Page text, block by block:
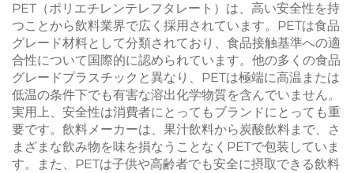
PET（ポリエチレンテレフタレート）は、高い安全性を持
つことから飲料業界で広く採用されています。PETは食品
グレード材料として分類されており、食品接触基準への適
合性について国際的に認められています。他の多くの食品
グレードプラスチックと異なり、PETは極端に高温または
低温の条件下でも有害な溶出化学物質を含んでいません。
実用上、安全性は消費者にとってもブランドにとっても重
要です。飲料メーカーは、果汁飲料から炭酸飲料まで、さ
まざまな飲み物を味を損なうことなくPETで包装していま
す。また、PETは子供や高齢者でも安全に摂取できる飲料